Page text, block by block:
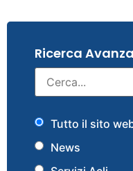
Ricerca
Tutto il sito
News